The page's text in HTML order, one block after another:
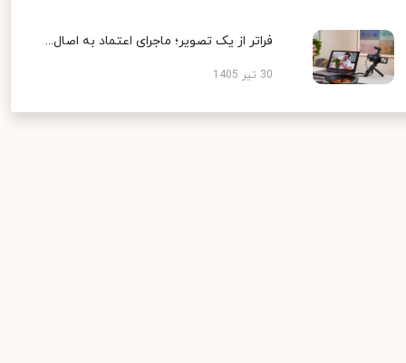
فراتر از یک تصویر؛ ماجرای اعتماد به اصال...
30 تیر 1405